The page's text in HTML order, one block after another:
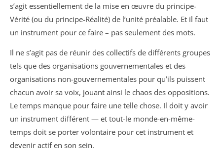
s’agit essentiellement de la mise en œuvre du principe-
Vérité (ou du principe-Réalité) de l’unité préalable. Et il faut
un instrument pour ce faire – pas seulement des mots.
Il ne s’agit pas de réunir des collectifs de différents groupes
tels que des organisations gouvernementales et des
organisations non-gouvernementales pour qu’ils puissent
chacun avoir sa voix, jouant ainsi le chaos des oppositions.
Le temps manque pour faire une telle chose. Il doit y avoir
un instrument différent — et tout-le monde-en-même-
temps doit se porter volontaire pour cet instrument et
devenir actif en son sein.